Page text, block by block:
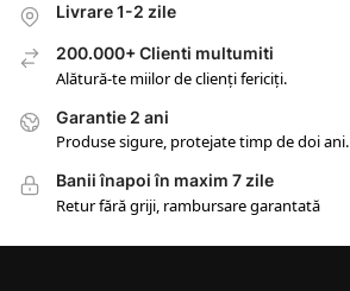
Livrare 1-2 zile
200.000+ Clienti multumiti
Alătură-te miilor de clienți fericiți.
Garantie 2 ani
Produse sigure, protejate timp de doi ani.
Banii înapoi în maxim 7 zile
Retur fără griji, rambursare garantată